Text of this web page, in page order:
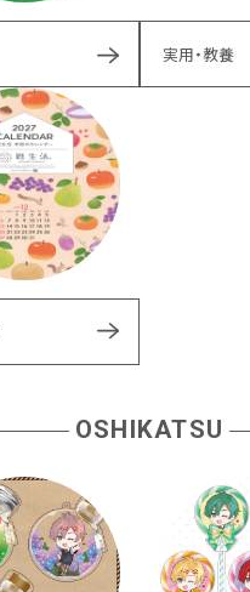
実用・教養
OSHIKATSU